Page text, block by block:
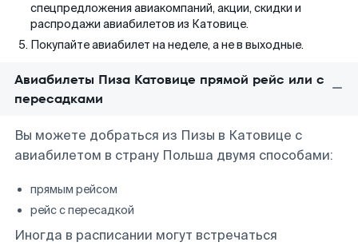
спецпредложения авиакомпаний, акции, скидки и
распродажи авиабилетов из Катовице.
Покупайте авиабилет на неделе, а не в выходные.
Авиабилеты Пиза Катовице прямой рейс или с
пересадками
Вы можете добраться из Пизы в Катовице с
авиабилетом в страну Польша двумя способами:
прямым рейсом
рейс с пересадкой
Иногда в расписании могут встречаться